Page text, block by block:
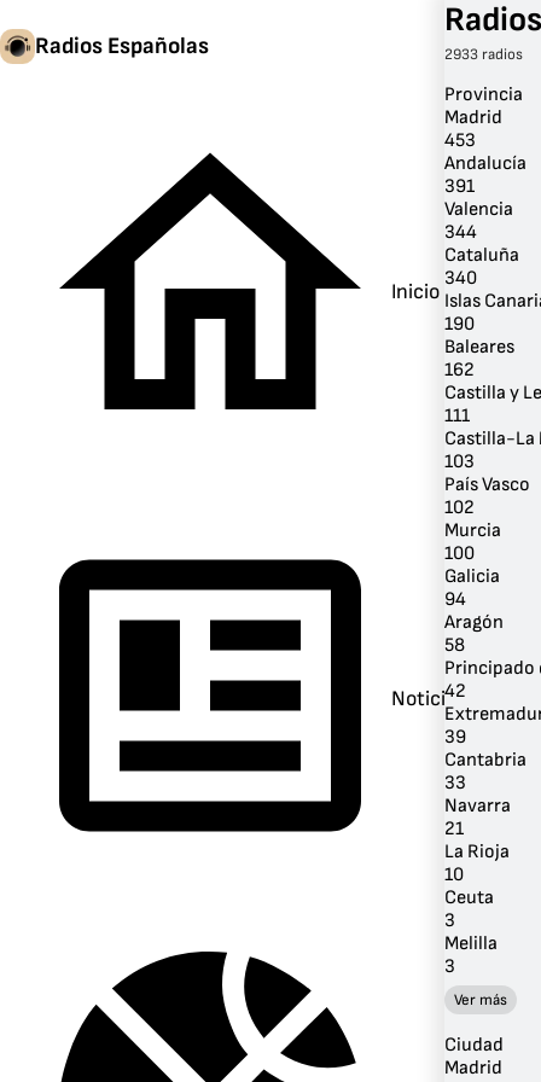
Radios Españolas
Inicio
Noticias
2933 radios
Provincia
Madrid
453
Andalucía
391
Valencia
344
Cataluña
340
Islas
190
Baleares
162
Castilla y
111
Castilla-La
103
País Vasco
102
Murcia
100
Galicia
94
Aragón
58
Principado
42
39
Cantabria
33
Navarra
21
La Rioja
10
Ceuta
3
Melilla
3
Ver más
Ciudad
Madrid